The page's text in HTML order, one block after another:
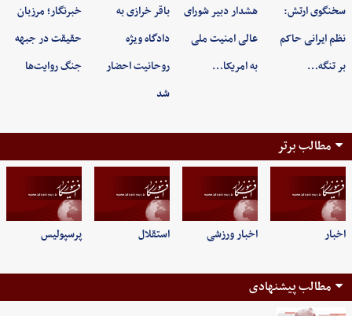
سخنگوی ارتش:
نظم ایرانی حاکم
بر تنگه…
هشدار دبیر شورای
عالی امنیت ملی
به امریکا…
باقر خرازی به
دادگاه ویژه
روحانیت احضار
شد
خبرنگار؛ مرزبان
حقیقت در جبهه
جنگ روایت‌ها
مطالب برتر
اخبار اخبار ورزشی استقلال پرسپولیس
مطالب پیشنهادی